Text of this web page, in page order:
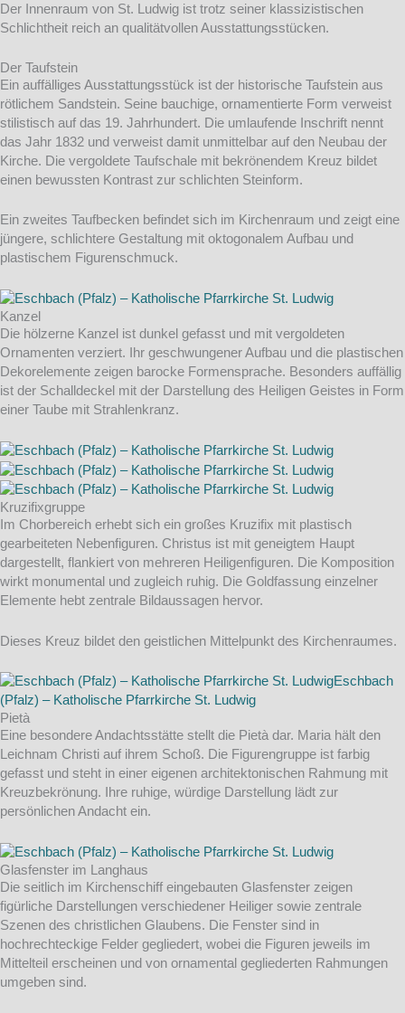
Der Innenraum von St. Ludwig ist trotz seiner klassizistischen
Schlichtheit reich an qualitätvollen Ausstattungsstücken.
Der Taufstein
Ein auffälliges Ausstattungsstück ist der historische Taufstein aus
rötlichem Sandstein. Seine bauchige, ornamentierte Form verweist
stilistisch auf das 19. Jahrhundert. Die umlaufende Inschrift nennt
das Jahr 1832 und verweist damit unmittelbar auf den Neubau der
Kirche. Die vergoldete Taufschale mit bekrönendem Kreuz bildet
einen bewussten Kontrast zur schlichten Steinform.
Ein zweites Taufbecken befindet sich im Kirchenraum und zeigt eine
jüngere, schlichtere Gestaltung mit oktogonalem Aufbau und
plastischem Figurenschmuck.
Kanzel
Die hölzerne Kanzel ist dunkel gefasst und mit vergoldeten
Ornamenten verziert. Ihr geschwungener Aufbau und die plastischen
Dekorelemente zeigen barocke Formensprache. Besonders auffällig
ist der Schalldeckel mit der Darstellung des Heiligen Geistes in Form
einer Taube mit Strahlenkranz.
Kruzifixgruppe
Im Chorbereich erhebt sich ein großes Kruzifix mit plastisch
gearbeiteten Nebenfiguren. Christus ist mit geneigtem Haupt
dargestellt, flankiert von mehreren Heiligenfiguren. Die Komposition
wirkt monumental und zugleich ruhig. Die Goldfassung einzelner
Elemente hebt zentrale Bildaussagen hervor.
Dieses Kreuz bildet den geistlichen Mittelpunkt des Kirchenraumes.
Pietà
Eine besondere Andachtsstätte stellt die Pietà dar. Maria hält den
Leichnam Christi auf ihrem Schoß. Die Figurengruppe ist farbig
gefasst und steht in einer eigenen architektonischen Rahmung mit
Kreuzbekrönung. Ihre ruhige, würdige Darstellung lädt zur
persönlichen Andacht ein.
Glasfenster im Langhaus
Die seitlich im Kirchenschiff eingebauten Glasfenster zeigen
figürliche Darstellungen verschiedener Heiliger sowie zentrale
Szenen des christlichen Glaubens. Die Fenster sind in
hochrechteckige Felder gegliedert, wobei die Figuren jeweils im
Mittelteil erscheinen und von ornamental gegliederten Rahmungen
umgeben sind.